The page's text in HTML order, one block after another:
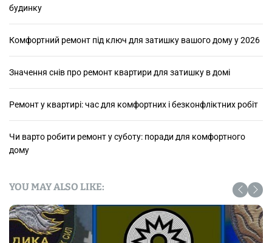
будинку
Комфортний ремонт під ключ для затишку вашого дому у 2026
Значення снів про ремонт квартири для затишку в домі
Ремонт у квартирі: час для комфортних і безконфліктних робіт
Чи варто робити ремонт у суботу: поради для комфортного
дому
YOU MAY ALSO LIKE: